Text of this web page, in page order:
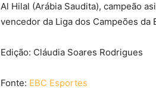
Al Hilal (Arábia Saudita), campeão
vencedor da Liga dos Campeões da
Edição: Cláudia Soares Rodrigues
Fonte: EBC Esportes